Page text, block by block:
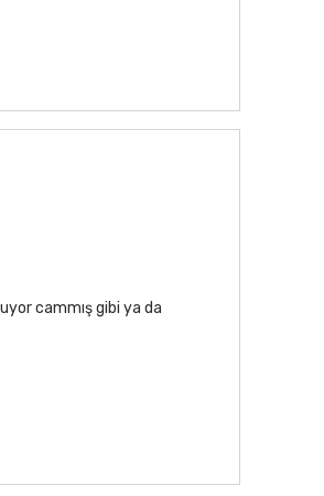
cammış gibi ya da